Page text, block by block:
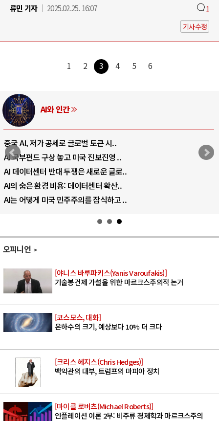
류민 기자
2025.02.25. 16:07 1
기사수정
1 2 3 4 5 6
AI와 인간
중국 AI, 저가 공세로 글로벌 토큰 시..
AI 국부펀드 구상 놓고 미국 진보진영 ..
AI 데이터센터 반대 투쟁은 새로운 글로..
AI의 숨은 환경 비용: 데이터센터 확산..
AI는 어떻게 미국 민주주의를 잠식하고 ..
오피니언
[야니스 바루파키스(Yanis Varoufakis)]
기술봉건제 가설을 위한 마르크스주의적 논거
[코스모스, 대화]
은하수의 크기, 예상보다 10% 더 크다
[크리스 헤지스(Chris Hedges)]
백악관의 대부, 트럼프의 마피아 정치
[마이클 로버츠(Michael Roberts)]
인플레이션 이론 2부: 비주류 경제학과 마르크스주의